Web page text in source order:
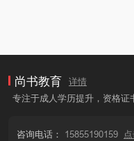
尚书教育
详情
专注于成人学历提升，资格证
咨询电话： 15855190159